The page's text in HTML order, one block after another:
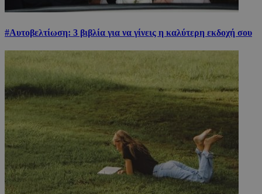
#Αυτοβελτίωση: 3 βιβλία για να γίνεις η καλύτερη εκδοχή σου